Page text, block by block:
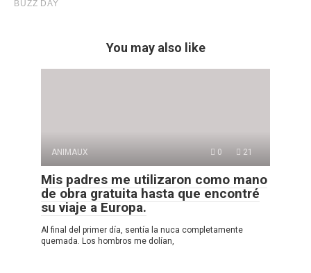
You may also like
ANIMAUX 0 21
Mis padres me utilizaron como mano
de obra gratuita hasta que encontré
su viaje a Europa.
Al final del primer día, sentía la nuca completamente
quemada. Los hombros me dolían,